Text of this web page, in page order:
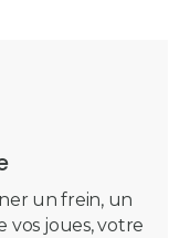
un frein, un
vos joues, votre